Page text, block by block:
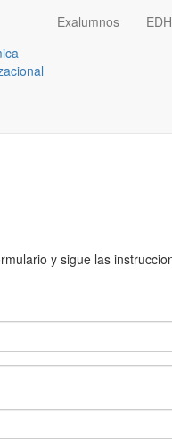
Exalumnos
y sigue las